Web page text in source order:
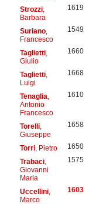
Strozzi,
Barbara
1619
Suriano,
Francesco
1549
Taglietti,
Giulio
1660
Taglietti,
Luigi
1668
Tenaglia
Antonio
Francesco
1610
Torelli,
Giuseppe
1658
Torri, Pietro 1650
Trabaci,
Giovanni
Maria
1575
Uccellini,
Marco
1603